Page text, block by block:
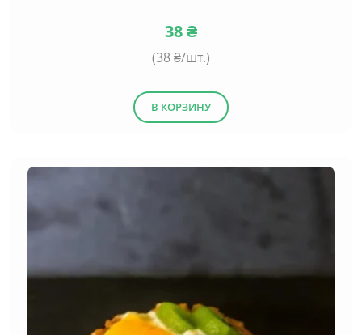
38₴
(38₴/шт.)
В КОРЗИНУ